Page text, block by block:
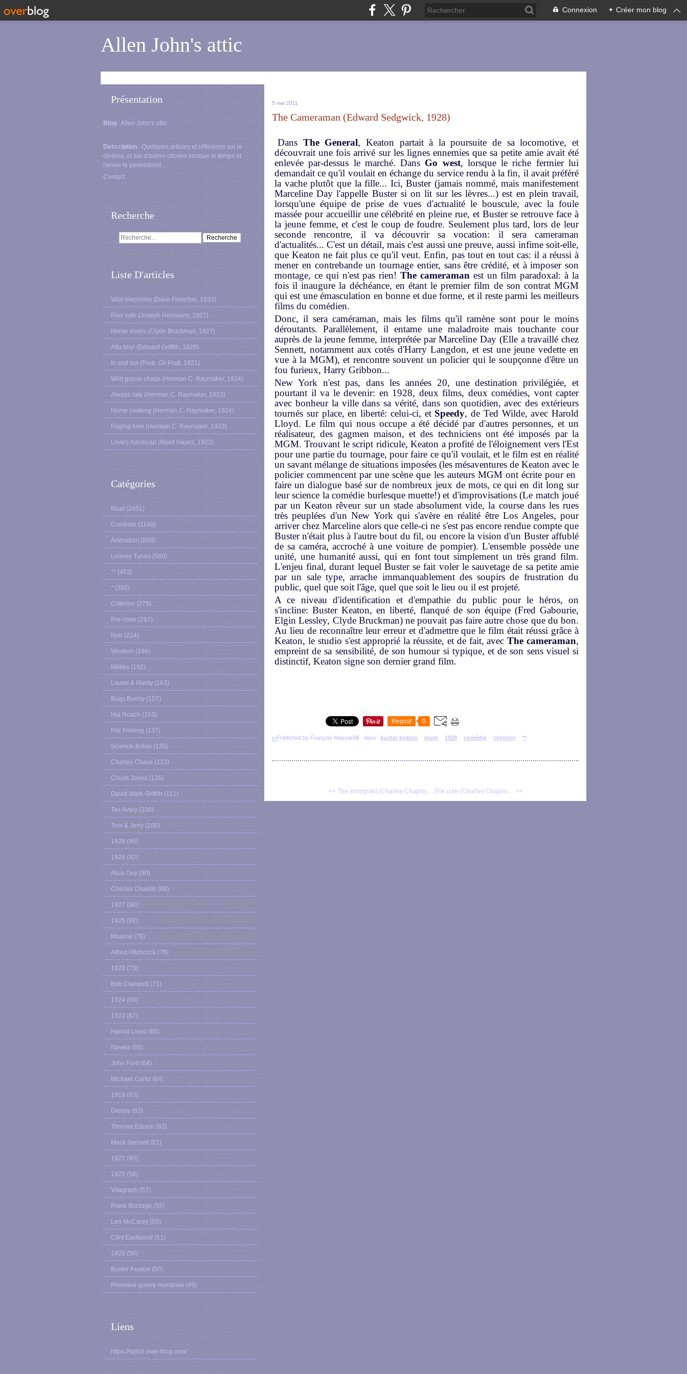
Connexion + Créer mon blog
Allen John's attic
Présentation
Blog : Allen John's attic
Description : Quelques articles et réflexions sur le
cinéma, et sur d'autres choses lorsque le temps et
l'envie le permettront...
Contact
Recherche
Liste D'articles
Wild elephinks (Dave Fleischer, 1933)
Play safe (Joseph Henabery, 1927)
Horse shoes (Clyde Bruckman, 1927)
Atta boy! (Edward Griffith, 1926)
In and out (Prob. Gil Pratt, 1921)
Wild goose chase (Herman C. Raymaker, 1924)
Always late (Herman C. Raymaker, 1923)
Home cooking (Herman C. Raymaker, 1924)
Paging love (Herman C. Raymaker, 1923)
Love's handicap (Ward Hayes, 1923)
Catégories
Muet (2451)
Comédie (1149)
Animation (858)
Looney Tunes (560)
** (453)
* (392)
Criterion (275)
Pre-code (267)
Noir (224)
Western (198)
Méliès (192)
Laurel & Hardy (163)
Bugs Bunny (157)
Hal Roach (153)
Friz Freleng (137)
Science-fiction (135)
Charley Chase (133)
Chuck Jones (126)
David Wark Griffith (112)
Tex Avery (100)
Tom & Jerry (100)
1928 (95)
1926 (92)
Alice Guy (90)
Charles Chaplin (88)
1927 (86)
1925 (82)
Musical (78)
Alfred Hitchcock (76)
1929 (73)
Bob Clampett (71)
1924 (69)
1923 (67)
Harold Lloyd (65)
Navets (65)
John Ford (64)
Michael Curtiz (64)
1919 (63)
Disney (63)
Thomas Edison (63)
Mack Sennett (61)
1921 (60)
1922 (58)
Vitagraph (57)
Frank Borzage (55)
Leo McCarey (55)
Clint Eastwood (51)
1920 (50)
Buster Keaton (50)
Première guerre mondiale (49)
Liens
https://spiral.over-blog.com/
5 mai 2011
The Cameraman (Edward Sedgwick, 1928)
Dans The General, Keaton partait à la poursuite de sa locomotive, et
découvrait une fois arrivé sur les lignes ennemies que sa petite amie avait été
enlevée par-dessus le marché. Dans Go west, lorsque le riche fermier lui
demandait ce qu'il voulait en échange du service rendu à la fin, il avait préféré
la vache plutôt que la fille... Ici, Buster (jamais nommé, mais manifestement
Marceline Day l'appelle Buster si on lit sur les lèvres...) est en plein travail,
lorsqu'une équipe de prise de vues d'actualité le bouscule, avec la foule
massée pour accueillir une célébrité en pleine rue, et Buster se retrouve face à
la jeune femme, et c'est le coup de foudre. Seulement plus tard, lors de leur
seconde rencontre, il va découvrir sa vocation: il sera cameraman
d'actualités... C'est un détail, mais c'est aussi une preuve, aussi infime soit-elle,
que Keaton ne fait plus ce qu'il veut. Enfin, pas tout en tout cas: il a réussi à
mener en contrebande un tournage entier, sans être crédité, et à imposer son
montage, ce qui n'est pas rien!The cameraman est un film paradoxal: à la
fois il inaugure la déchéance, en étant le premier film de son contrat MGM
qui est une émasculation en bonne et due forme, et il reste parmi les meilleurs
films du comédien.
Donc, il sera caméraman, mais les films qu'il ramène sont pour le moins
déroutants. Parallèlement, il entame une maladroite mais touchante cour
auprès de la jeune femme, interprétée par Marceline Day (Elle a travaillé chez
Sennett, notamment aux cotés d'Harry Langdon, et est une jeune vedette en
vue à la MGM), et rencontre souvent un policier qui le soupçonne d'être un
fou furieux, Harry Gribbon...
New York n'est pas, dans les années 20, une destination privilégiée, et
pourtant il va le devenir: en 1928, deux films, deux comédies, vont capter
avec bonheur la ville dans sa vérité, dans son quotidien, avec des extérieurs
tournés sur place, en liberté: celui-ci, et Speedy, de Ted Wilde, avec Harold
Lloyd. Le film qui nous occupe a été décidé par d'autres personnes, et un
réalisateur, des gagmen maison, et des techniciens ont été imposés par la
MGM. Trouvant le script ridicule, Keaton a profité de l'éloignement vers l'Est
pour une partie du tournage, pour faire ce qu'il voulait, et le film est en réalité
un savant mélange de situations imposées (les mésaventures de Keaton avec le
policier commencent par une scène que les auteurs MGM ont écrite pour en
faire un dialogue basé sur de nombreux jeux de mots, ce qui en dit long sur
leur science la comédie burlesque muette!) et d'improvisations (Le match joué
par un Keaton rêveur sur un stade absolument vide, la course dans les rues
très peuplées d'un New York qui s'avère en réalité être Los Angeles, pour
arriver chez Marceline alors que celle-ci ne s'est pas encore rendue compte que
Buster n'était plus à l'autre bout du fil, ou encore la vision d'un Buster affublé
de sa caméra, accroché à une voiture de pompier). L'ensemble possède une
unité, une humanité aussi, qui en font tout simplement un très grand film.
L'enjeu final, durant lequel Buster se fait voler le sauvetage de sa petite amie
par un sale type, arrache immanquablement des soupirs de frustration du
public, quel que soit l'âge, quel que soit le lieu ou il est projeté.
A ce niveau d'identification et d'empathie du public pour le héros, on
s'incline: Buster Keaton, en liberté, flanqué de son équipe (Fred Gabourie,
Elgin Lessley, Clyde Bruckman) ne pouvait pas faire autre chose que du bon.
Au lieu de reconnaître leur erreur et d'admettre que le film était réussi grâce à
Keaton, le studio s'est approprié la réussite, et de fait, avecThe cameraman,
empreint de sa sensibilité, de son humour si typique, et de son sens visuel si
distinctif, Keaton signe son dernier grand film.
Repost 0
Published by François Massarelli - dans buster keaton muet 1928 comédie criterion **
<< The immigrant (Charles Chaplin,... The cure (Charles Chaplin,... >>